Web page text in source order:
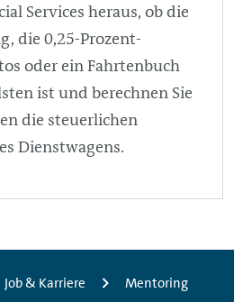
Services heraus, ob die
die 0,25-Prozent-
oder ein Fahrtenbuch
ist und berechnen Sie
die steuerlichen
Dienstwagens.
Job & Karriere Mentoring